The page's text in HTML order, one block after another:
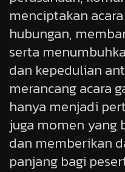
menciptakan
hubungan,
serta
dan kepedulian
merancang acara
hanya menjadi
juga momen yang
dan memberikan
panjang bagi